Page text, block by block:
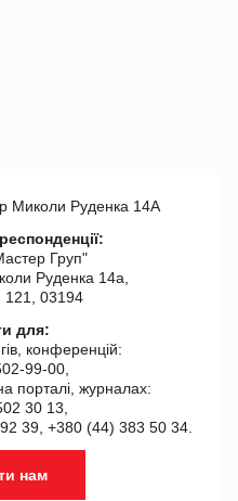
Миколи Руденка 14А
Груп"
Руденка 14а,
121, 03194
для:
конференцій:
99-00,
порталі, журналах:
30 13,
39, +380 (44) 383 50 34.
нам